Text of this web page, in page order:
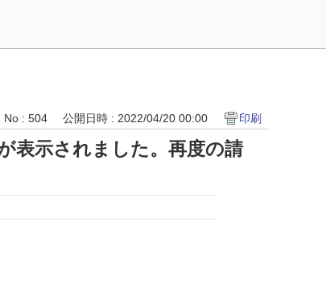
No : 504 公開日時 : 2022/04/20 00:00 印刷
表示されました。再度の請